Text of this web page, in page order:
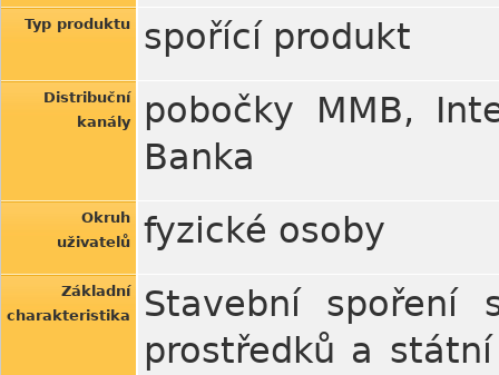
Typ produktu spořící produkt
Distribuční
kanály
pobočky MMB,
Banka
Okruh
uživatelů
fyzické osoby
Základní
charakteristika
Stavební spoření
prostředků a